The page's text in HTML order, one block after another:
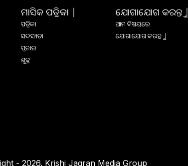
ମାସିକ ପତ୍ରିକା |
ପତ୍ରିକା
ସଦସ୍ୟତା
ପ୍ରଚାର
ଶୁଳ୍କ
ଯୋଗାଯୋଗ କରନ୍ତୁ |
ଆମ ବିଷୟରେ
ଯୋଗାଯୋଗ କରନ୍ତୁ |
- 2026. Krishi Jagran Media Group